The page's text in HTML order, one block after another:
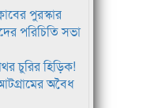
পুরস্কার
পরিচিতি সভা
চুরির হিড়িক!
অবৈধ